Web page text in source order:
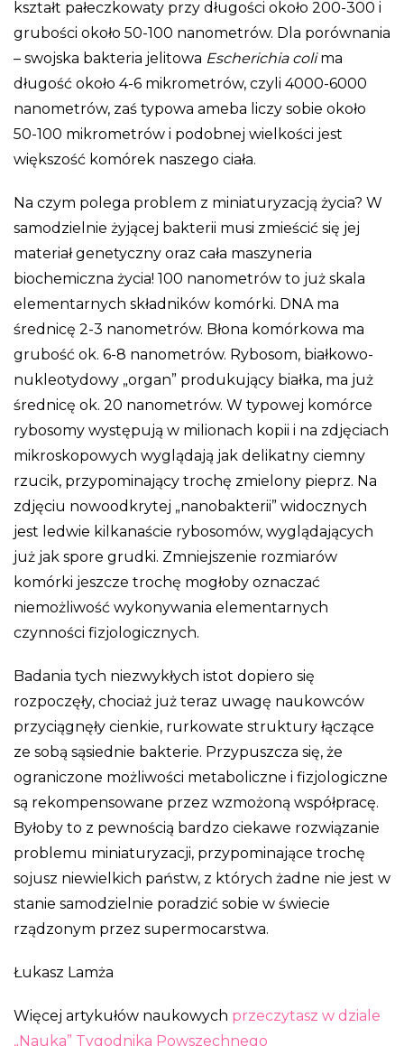
kształt pałeczkowaty przy długości około 200-300 i
grubości około 50-100 nanometrów. Dla porównania
– swojska bakteria jelitowa Escherichia colima
długość około 4-6 mikrometrów, czyli 4000-6000
nanometrów, zaś typowa ameba liczy sobie około
50-100 mikrometrów i podobnej wielkości jest
większość komórek naszego ciała.
Na czym polega problem z miniaturyzacją życia? W
samodzielnie żyjącej bakterii musi zmieścić się jej
materiał genetyczny oraz cała maszyneria
biochemiczna życia! 100 nanometrów to już skala
elementarnych składników komórki. DNA ma
średnicę 2-3 nanometrów. Błona komórkowa ma
grubość ok. 6-8 nanometrów. Rybosom, białkowo-
nukleotydowy „organ” produkujący białka, ma już
średnicę ok. 20 nanometrów. W typowej komórce
rybosomy występują w milionach kopii i na zdjęciach
mikroskopowych wyglądają jak delikatny ciemny
rzucik, przypominający trochę zmielony pieprz. Na
zdjęciu nowoodkrytej „nanobakterii” widocznych
jest ledwie kilkanaście rybosomów, wyglądających
już jak spore grudki. Zmniejszenie rozmiarów
komórki jeszcze trochę mogłoby oznaczać
niemożliwość wykonywania elementarnych
czynności fizjologicznych.
Badania tych niezwykłych istot dopiero się
rozpoczęły, chociaż już teraz uwagę naukowców
przyciągnęły cienkie, rurkowate struktury łączące
ze sobą sąsiednie bakterie. Przypuszcza się, że
ograniczone możliwości metaboliczne i fizjologiczne
są rekompensowane przez wzmożoną współpracę.
Byłoby to z pewnością bardzo ciekawe rozwiązanie
problemu miniaturyzacji, przypominające trochę
sojusz niewielkich państw, z których żadne nie jest w
stanie samodzielnie poradzić sobie w świecie
rządzonym przez supermocarstwa.
Łukasz Lamża
Więcej artykułów naukowych przeczytasz w dziale
„Nauka” Tygodnika Powszechnego